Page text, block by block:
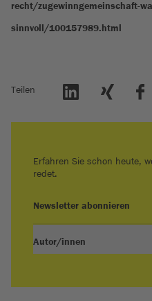
recht/zugewinngemeinschaft-
sinnvoll/100157989.html
Teilen
Erfahren Sie schon heute,
redet.
Newsletter abonnieren
Autor/innen